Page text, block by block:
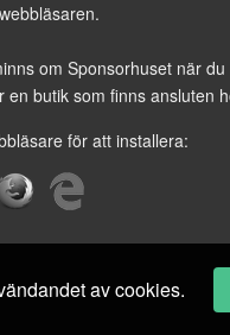
om Sponsorhuset när du
en butik som finns ansluten
för att installera:
av cookies.